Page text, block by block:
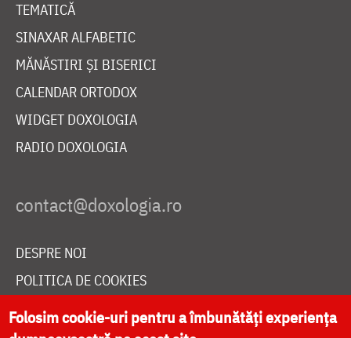
TEMATICĂ
SINAXAR ALFABETIC
MĂNĂSTIRI ȘI BISERICI
CALENDAR ORTODOX
WIDGET DOXOLOGIA
RADIO DOXOLOGIA
DESPRE NOI
POLITICA DE COOKIES
DONEAZĂ ONLINE PENTRU CATEDRALA NAȚIONALĂ
Folosim cookie-uri pentru a îmbunătăți experiența